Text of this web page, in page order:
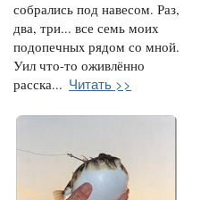
собрались под навесом. Раз,
два, три... все семь моих
подопечныx рядом со мной.
Уил что-то оживлённо
расска... Читать >>